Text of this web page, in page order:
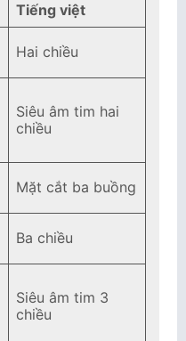
Tiếng việt
Hai chiều
Siêu âm tim hai
chiều
Mặt cắt ba buồng
Ba chiều
Siêu âm tim 3
chiều